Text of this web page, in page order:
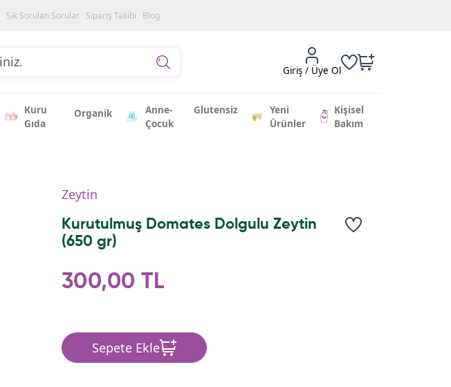
Sık Sorulan Sorular Sipariş Takibi Blog
Giriş / Üye Ol
Kuru
Gıda
Organik
Anne-
Çocuk
Glutensiz
Yeni
Ürünler
Kişisel
Bakım
Zeytin
Kurutulmuş Domates Dolgulu Zeytin
(650 gr)
300,00 TL
Sepete Ekle